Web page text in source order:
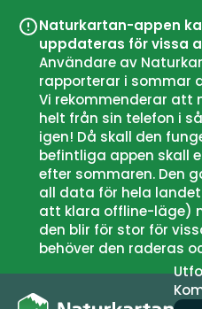
Naturkartan-appen
uppdateras för vissa
Användare av
rapporterar i sommar
Vi rekommenderar att
helt från sin telefon i
igen! Då skall den
befintliga appen skall
efter sommaren. Den
all data för hela
att klara offline-läge)
den blir för stor för
behöver den raderas